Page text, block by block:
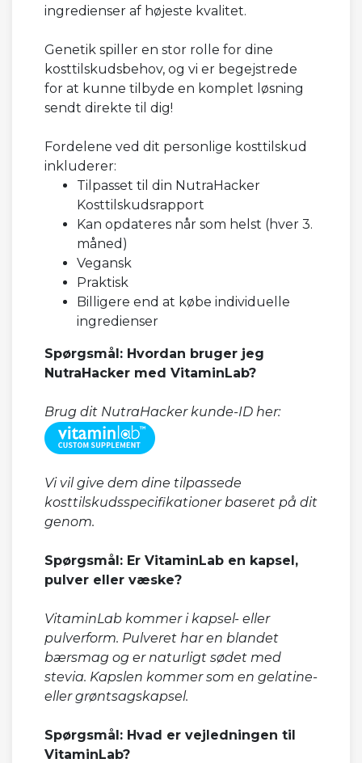
ingredienser af højeste kvalitet.
Genetik spiller en stor rolle for dine
kosttilskudsbehov, og vi er begejstrede
for at kunne tilbyde en komplet løsning
sendt direkte til dig!
Fordelene ved dit personlige kosttilskud
inkluderer:
Tilpasset til din NutraHacker
Kosttilskudsrapport
Kan opdateres når som helst (hver 3.
måned)
Vegansk
Praktisk
Billigere end at købe individuelle
ingredienser
Spørgsmål: Hvordan bruger jeg
NutraHacker med VitaminLab?
Brug dit NutraHacker kunde-ID her:
Vi vil give dem dine tilpassede
kosttilskudsspecifikationer baseret på dit
genom.
Spørgsmål: Er VitaminLab en kapsel,
pulver eller væske?
VitaminLab kommer i kapsel- eller
pulverform. Pulveret har en blandet
bærsmag og er naturligt sødet med
stevia. Kapslen kommer som en gelatine-
eller grøntsagskapsel.
Spørgsmål: Hvad er vejledningen til
VitaminLab?